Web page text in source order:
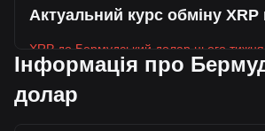
Актуальний курс обміну XRP
XRP до Бермудський долар цього тижня
Поточна ринкова ціна XRP становить
загальна ринкова капіталізація становить
Інформація про
долар